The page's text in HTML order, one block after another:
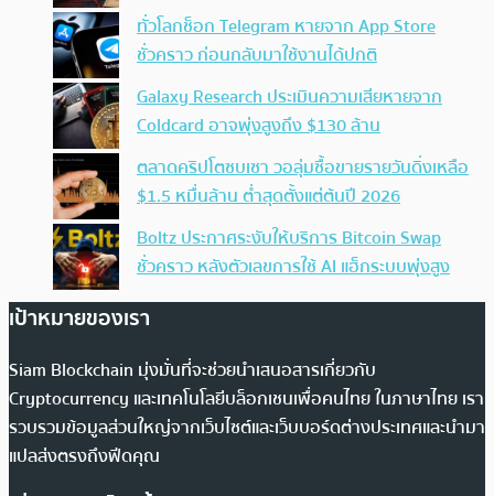
ทั่วโลกช็อก Telegram หายจาก App Store
ชั่วคราว ก่อนกลับมาใช้งานได้ปกติ
Galaxy Research ประเมินความเสียหายจาก
Coldcard อาจพุ่งสูงถึง $130 ล้าน
ตลาดคริปโตซบเซา วอลุ่มซื้อขายรายวันดิ่งเหลือ
$1.5 หมื่นล้าน ต่ำสุดตั้งแต่ต้นปี 2026
Boltz ประกาศระงับให้บริการ Bitcoin Swap
ชั่วคราว หลังตัวเลขการใช้ AI แฮ็กระบบพุ่งสูง
เป้าหมายของเรา
Siam Blockchain มุ่งมั่นที่จะช่วยนำเสนอสารเกี่ยวกับ
Cryptocurrency และเทคโนโลยีบล็อกเชนเพื่อคนไทย ในภาษาไทย เรา
รวบรวมข้อมูลส่วนใหญ่จากเว็บไซต์และเว็บบอร์ดต่างประเทศและนำมา
แปลส่งตรงถึงฟีดคุณ